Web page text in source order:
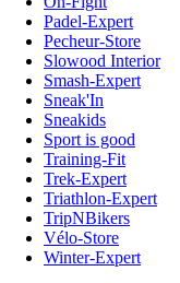
Padel-Expert
Pecheur-Store
Slowood Interior
Smash-Expert
Sneak'In
Sneakids
Sport is good
Training-Fit
Trek-Expert
Triathlon-Expert
TripNBikers
Vélo-Store
Winter-Expert